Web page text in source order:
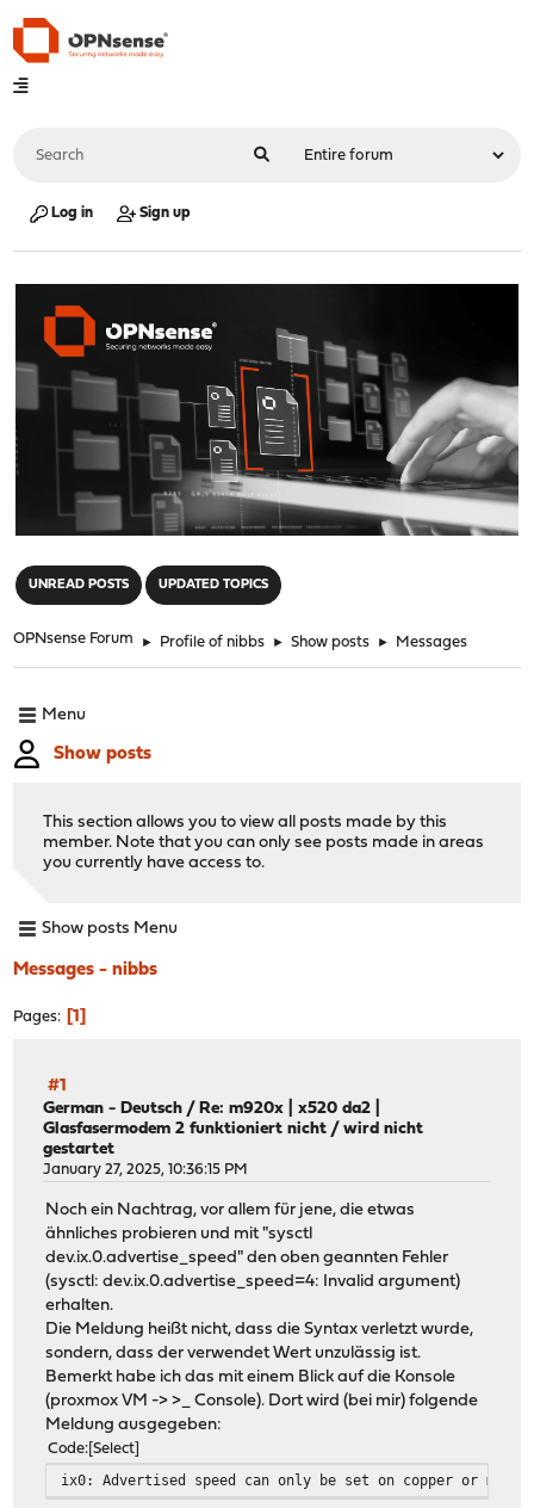
Log in Sign up
UNREAD POSTS UPDATED TOPICS
OPNsense Forum ► Profile of nibbs ► Show posts ► Messages
Menu
Show posts
This section allows you to view all posts made by this
member. Note that you can only see posts made in areas
you currently have access to.
Show posts Menu
Messages - nibbs
Pages 1
#1
German - Deutsch / Re: m920x | x520 da2 |
Glasfasermodem 2 funktioniert nicht / wird nicht
gestartet
January 27, 2025, 10:36:15 PM
Noch ein Nachtrag, vor allem für jene, die etwas
ähnliches probieren und mit "sysctl
dev.ix.0.advertise_speed" den oben geannten Fehler
(sysctl: dev.ix.0.advertise_speed=4: Invalid argument)
erhalten.
Die Meldung heißt nicht, dass die Syntax verletzt wurde,
sondern, dass der verwendet Wert unzulässig ist.
Bemerkt habe ich das mit einem Blick auf die Konsole
(proxmox VM -> >_ Console). Dort wird (bei mir) folgende
Meldung ausgegeben:
Code Select
ix0: Advertised speed can only be set on copper or